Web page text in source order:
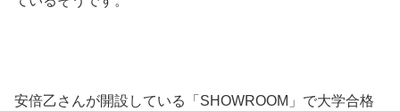
安倍乙さんが開設している「SHOWROOM」で大学合格